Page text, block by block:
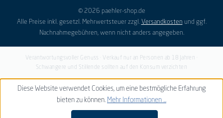
© 2026 paehler-shop.de
Alle Preise inkl. gesetzl. Mehrwertsteuer zzgl. Versandkosten und ggf.
Nachnahmegebühren, wenn nicht anders angegeben.
Verantwortungsvoller Genuss · Verkauf nur an Personen ab 18 Jahren ·
Schwangere und Stillende sollten auf den Konsum verzichten
Diese Website verwendet Cookies, um eine bestmögliche Erfahrung
bieten zu können. Mehr Informationen ...